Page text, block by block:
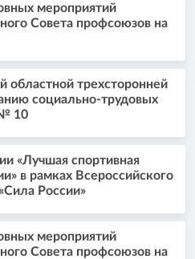
мероприятий
Совета профсоюзов на
областной трехсторонней
социально-трудовых
10
«Лучшая спортивная
в рамках Всероссийского
России»
мероприятий
Совета профсоюзов на